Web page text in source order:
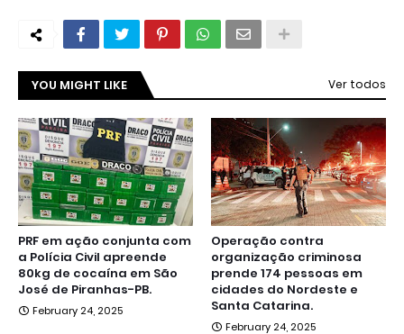
YOU MIGHT LIKE Ver todos
PRF em ação conjunta com
a Polícia Civil apreende
80kg de cocaína em São
José de Piranhas-PB.
February 24, 2025
Operação contra
organização criminosa
prende 174 pessoas em
cidades do Nordeste e
Santa Catarina.
February 24, 2025